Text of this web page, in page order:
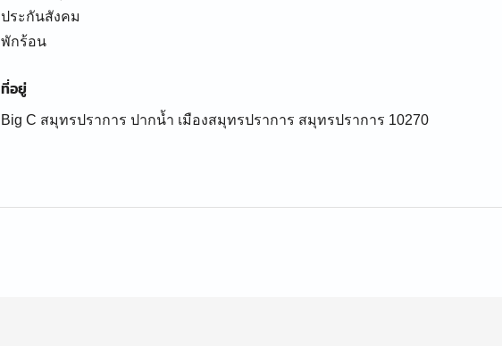
ประกันสังคม
พักร้อน
ที่อยู่
Big C สมุทรปราการ ปากน้ำ เมืองสมุทรปราการ สมุทรปราการ 10270